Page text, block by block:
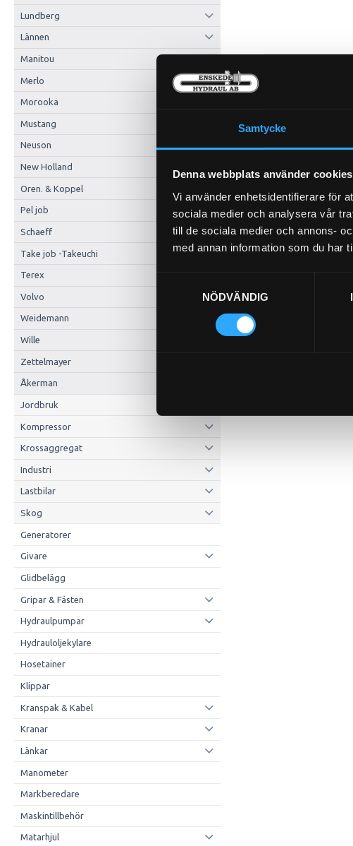
Samtycke
Denna webbplats använder cookies
Vi använder enhetsidentifierare för
sociala medier och analysera vår
till de sociala medier och annons-
med annan information som du har
NÖDVÄNDIG
Lundberg
Lännen
Manitou
Merlo
Morooka
Mustang
Neuson
New Holland
Oren. & Koppel
Pel job
Schaeff
Take job -Takeuchi
Terex
Volvo
Weidemann
Wille
Zettelmayer
Åkerman
Jordbruk
Kompressor
Krossaggregat
Industri
Lastbilar
Skog
Generatorer
Givare
Glidbelägg
Gripar & Fästen
Hydraulpumpar
Hydrauloljekylare
Hosetainer
Klippar
Kranspak & Kabel
Kranar
Länkar
Manometer
Markberedare
Maskintillbehör
Matarhjul